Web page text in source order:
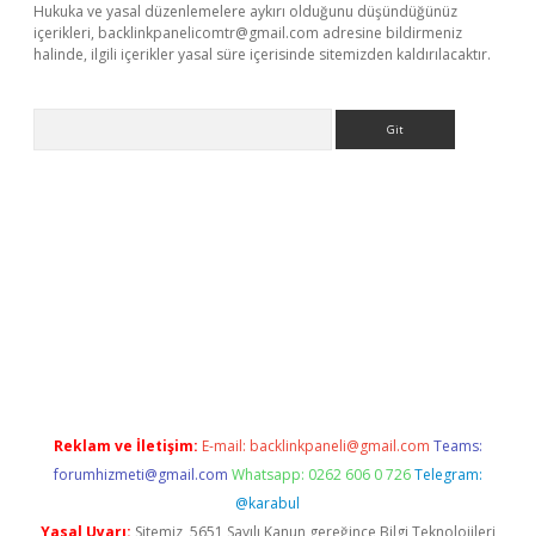
Hukuka ve yasal düzenlemelere aykırı olduğunu düşündüğünüz
içerikleri, backlinkpanelicomtr@gmail.com adresine bildirmeniz
halinde, ilgili içerikler yasal süre içerisinde sitemizden kaldırılacaktır.
Reklam ve İletişim: E-mail: backlinkpaneli@gmail.com Teams:
forumhizmeti@gmail.com Whatsapp: 0262 606 0 726 Telegram:
@karabul
Yasal Uyarı: Sitemiz, 5651 Sayılı Kanun gereğince Bilgi Teknolojileri